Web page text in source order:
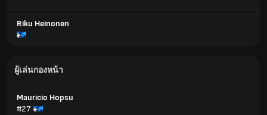
Riku Heinonen
ผู้เล่นกองหน้า
Mauricio Hopsu
#27